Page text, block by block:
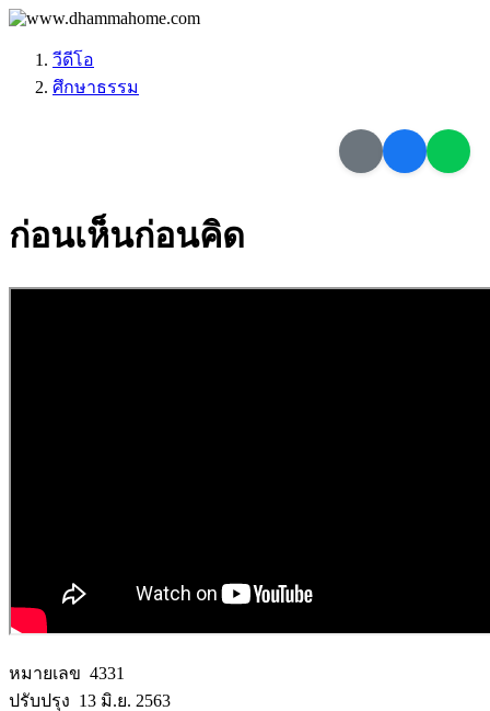
วีดีโอ
ศึกษา​ธรรม
ก่อนเห็นก่อนคิด
หมายเลข 4331
ปรับปรุง 13 มิ.ย. 2563